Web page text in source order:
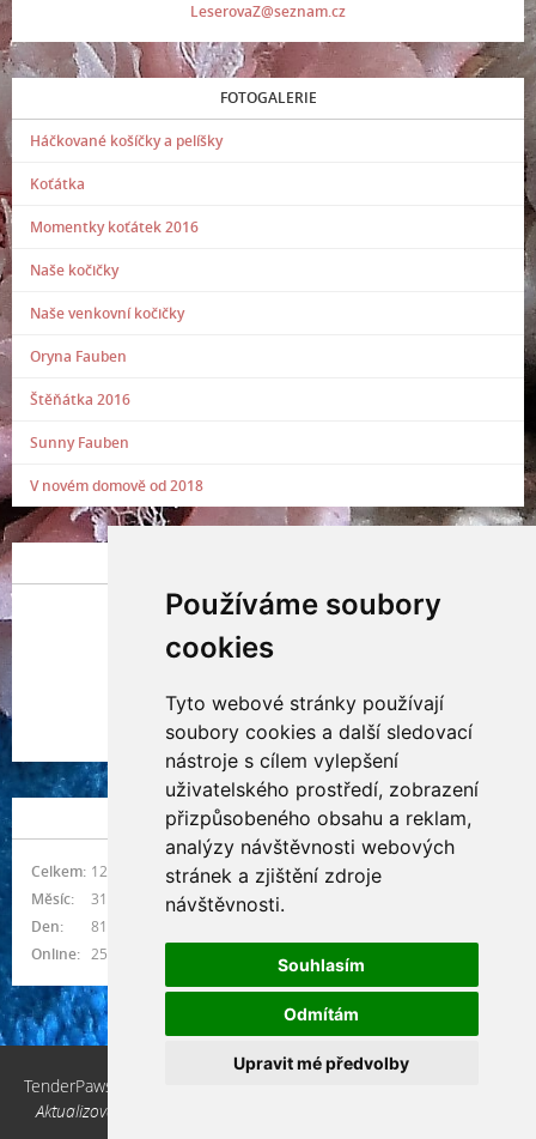
Používáme soubory
cookies
Tyto webové stránky používají
soubory cookies a další sledovací
nástroje s cílem vylepšení
uživatelského prostředí, zobrazení
přizpůsobeného obsahu a reklam,
analýzy návštěvnosti webových
stránek a zjištění zdroje
návštěvnosti.
Souhlasím
Odmítám
Upravit mé předvolby
LeserovaZ@seznam.cz
FOTOGALERIE
Háčkované košíčky a pelíšky
Koťátka
Momentky koťátek 2016
Naše kočičky
Naše venkovní kočičky
Oryna Fauben
Štěňátka 2016
Sunny Fauben
V novém domově od 2018
Indianna Ryve
Nostra, CZ
NÁVŠTĚVNOST
Online: 25
Celkem: 1216317
Měsíc:
31302
Den:
818
TenderPaws, CZ © 2026 eStránky.cz
Aktualizováno: 10. 3. 2026